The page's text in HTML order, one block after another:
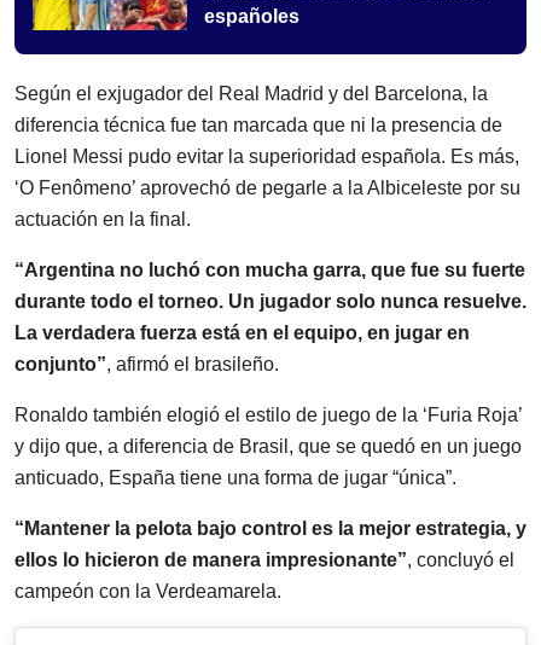
españoles
Según el exjugador del Real Madrid y del Barcelona, la
diferencia técnica fue tan marcada que ni la presencia de
Lionel Messi pudo evitar la superioridad española. Es más,
‘O Fenômeno’ aprovechó de pegarle a la Albiceleste por su
actuación en la final.
“Argentina no luchó con mucha garra, que fue su fuerte
durante todo el torneo. Un jugador solo nunca resuelve.
La verdadera fuerza está en el equipo, en jugar en
conjunto”, afirmó el brasileño.
Ronaldo también elogió el estilo de juego de la ‘Furia Roja’
y dijo que, a diferencia de Brasil, que se quedó en un juego
anticuado, España tiene una forma de jugar “única”.
“Mantener la pelota bajo control es la mejor estrategia, y
ellos lo hicieron de manera impresionante”, concluyó el
campeón con la Verdeamarela.